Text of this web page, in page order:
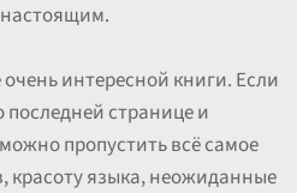
интересной книги. Если
последней странице и
пропустить всё самое
красоту языка, неожиданные